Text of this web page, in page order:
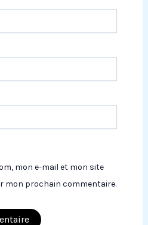
mon e-mail et mon site
mon prochain commentaire.